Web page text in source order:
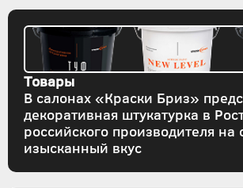
Товары
В салонах «Краски Бриз»
декоративная штукатурка в
российского производителя на
изысканный вкус